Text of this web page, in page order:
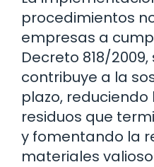
procedimientos
empresas a
Decreto 818/
contribuye a la
plazo,
residuos que
y fomentando la
materiales